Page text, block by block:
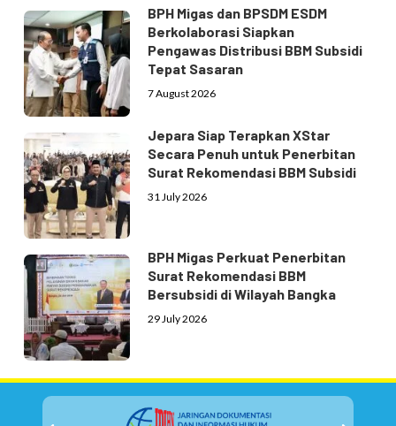
BPH Migas dan BPSDM ESDM
Berkolaborasi Siapkan
Pengawas Distribusi BBM Subsidi
Tepat Sasaran
7 August 2026
Jepara Siap Terapkan XStar
Secara Penuh untuk Penerbitan
Surat Rekomendasi BBM Subsidi
31 July 2026
BPH Migas Perkuat Penerbitan
Surat Rekomendasi BBM
Bersubsidi di Wilayah Bangka
29 July 2026